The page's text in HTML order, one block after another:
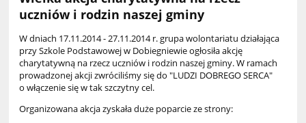
uczniów i rodzin naszej gminy
W dniach 17.11.2014 - 27.11.2014 r. grupa wolontariatu działająca
przy Szkole Podstawowej w Dobiegniewie ogłosiła akcję
charytatywną na rzecz uczniów i rodzin naszej gminy. W ramach
prowadzonej akcji zwróciliśmy się do "LUDZI DOBREGO SERCA"
o włączenie się w tak szczytny cel.
Organizowana akcja zyskała duże poparcie ze strony: